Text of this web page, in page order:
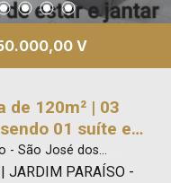
V
de 120m² | 03
01 suíte e
| Jardim
dos Campos
- São José dos